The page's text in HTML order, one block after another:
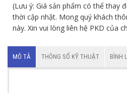
(Lưu ý: Giá sản phẩm có thể thay
thời cập nhật. Mong quý khách
này. Xin vui lòng liên hệ PKD của
MÔ TẢ THÔNG SỐ KỸ THUẬT BÌNH